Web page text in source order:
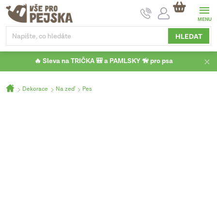
Přejít
obsah
HLEDAT
NÁKUPNÍ
KOŠÍK
🔥 Sleva na TRIČKA 🎒 a PAMLSKY 🦮 pro psa
DomůDekorace Na zeď Pes